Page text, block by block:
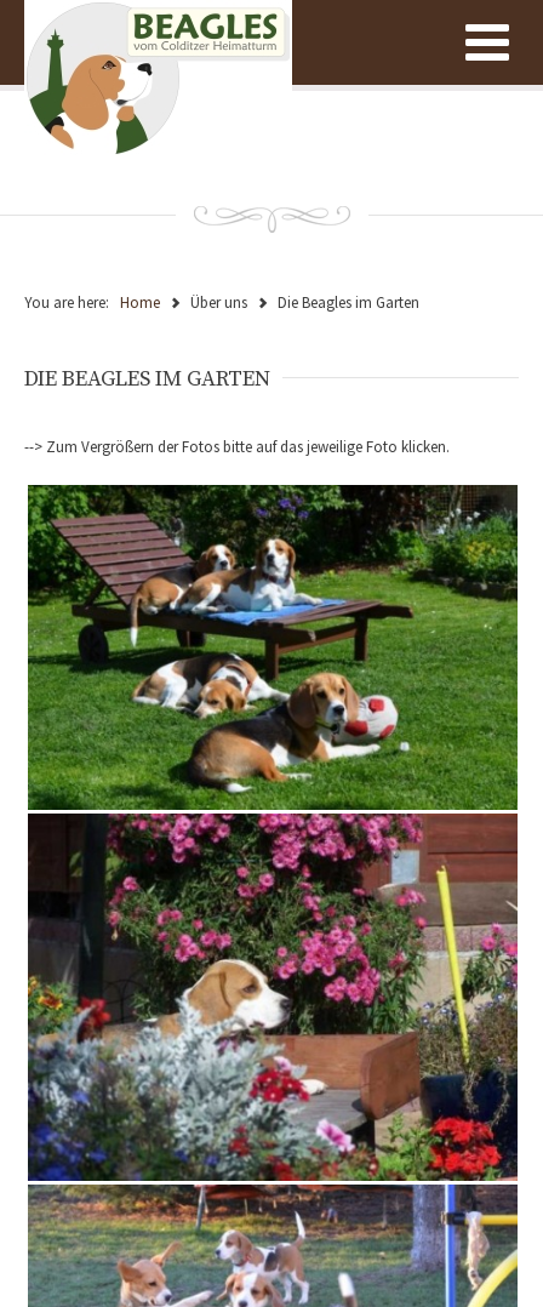
You are here: Home Über uns Die Beagles im Garten
DIE BEAGLES IM GARTEN
--> Zum Vergrößern der Fotos bitte auf das jeweilige Foto klicken.